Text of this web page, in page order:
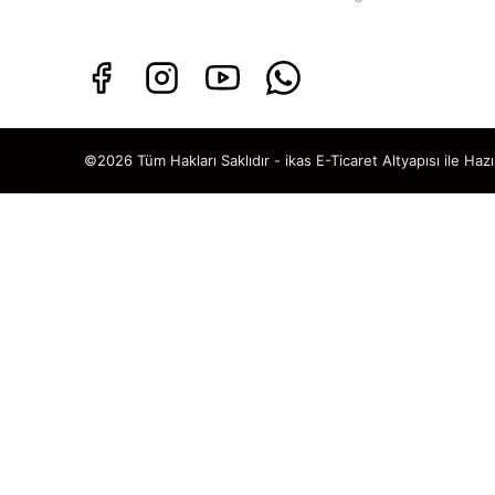
©2026 Tüm Hakları Saklıdır - ikas E-Ticaret Altyapısı ile